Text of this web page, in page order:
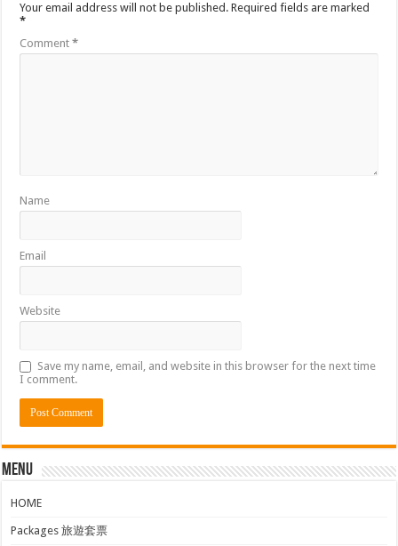
Your email address will not be published. Required fields are marked
*
Comment*
Name
Email
Website
Save my name, email, and website in this browser for the next time
I comment.
Menu
HOME
Packages 旅遊套票